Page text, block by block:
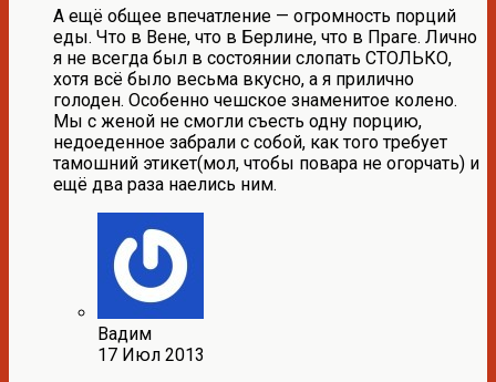
А ещё общее впечатление — огромность порций
еды. Что в Вене, что в Берлине, что в Праге. Лично
я не всегда был в состоянии слопать СТОЛЬКО,
хотя всё было весьма вкусно, а я прилично
голоден. Особенно чешское знаменитое колено.
Мы с женой не смогли съесть одну порцию,
недоеденное забрали с собой, как того требует
тамошний этикет(мол, чтобы повара не огорчать) и
ещё два раза наелись ним.
Вадим
17 Июл 2013